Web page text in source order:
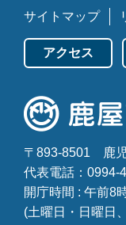
サイトマップ
アクセス
〒893-8501
鹿
代表電話：0994-
開庁時間 : 午前8
(土曜日・日曜日